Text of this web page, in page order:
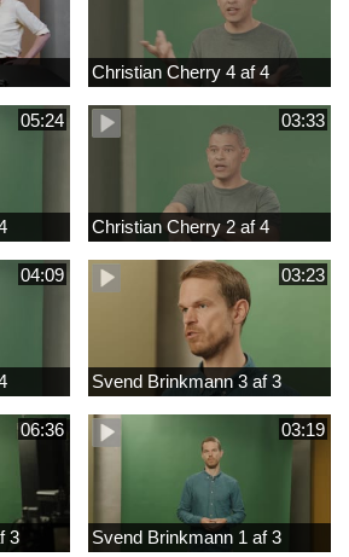
Christian Cherry 4 af 4
05:24 03:33
Christian Cherry 2 af 4
04:09 03:23
Svend Brinkmann 3 af 3
06:36
3
03:19
Svend Brinkmann 1 af 3